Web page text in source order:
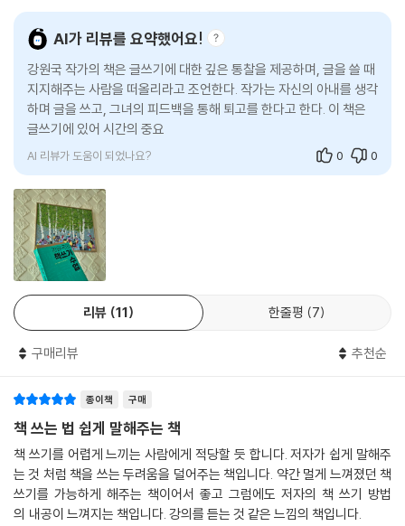
: 시간으로 쓰자
내 안팎에서 쓸거리를 찾아라
: 자료로 쓰자
독자와 사랑에 빠져라
: 독자로 쓰자
잘 쓴 책은 없다. 잘 고쳐 쓴 책만 있다
: 퇴고로 쓰자
당신 곁에 글동무가 있는가
: 함께 쓰자
대충 써도 된다, 대신 자주 써라
: 마음으로 쓰자
4장 책 쓰기는 삶 쓰기
내 글이 독자에게 말을 건다
: 좋은 글의 여섯 가지 조건
나는 어떻게 욕심을 이겨 냈나
--- p.132
“소수가 누린 경험을 다수가 누리게 되는 것, 그것이 역사의 진보”라는 노
무현 대통령의 말을 되새긴다. 책을 쓴다는 것은 자신의 경험을 보다 많은
사람에게 공유해 주는 일일진대, 그것이 바로 역사 발전에 기여하는 길이
될 수 있겠구나. 책 쓰기는 세상을 먼저 산 사람의 책무일 수도 있겠다고 생
각한다.
--- p.196
책 쓰기에 늦은 때란 없다. 책을 쓰고자 하는 마음만 있으면 저자는 늘 청춘
이다. 작가의 세계만큼 ‘늦깎이’, ‘대기만성형’이 통용되는 분야도 드물다.
나는 매일 걷고 뛰면서 쓸 수 있는 날을 늘린다. 당장은 잘 쓰지 못해도 오
래 살기만 하면 언젠가는 글을 잘 쓰게 될 것이라는 희망으로 오늘도 쓴다.
--- p.252
누가 글쓰기를 ‘고독한 자기와의 싸움’이라고 했는가. 굳이 혼자 쓸 필요 없
직장에 다니는 분이면 직장 동료들끼리, 아니면 친구들끼리 혹은 마을 분
이다.
--- p.281
나는 실력이 없으면 없는 대로, 포장하지 않고 가진 것을 있는 그대로 보여
준다는 자세로 쓴다. 그렇지 않으면 글을 쓸 때마다 힘들고 괴롭고 지친다.
은 더 강렬해지고 쓸 수 있을 것 같은 자신감이 차오를 것이다. 그리고 쓰기
시작할 것이다.
“책은 의지가 아니라 환경이 쓴다.”
쓰고 싶지 않은 당신을 끝까지 쓰게 하는
강원국의 마법 같은 책 쓰기 비법!
이 책에는 지금껏 저자가 축적한 글쓰기에 대한 모든 노하우가 ‘책 쓰기’라
벽’, ‘의지’ 등이 떠오른다. 하지만 이 책에는 완벽보다는 완성, 의지보다는
환경, 실력보다는 시간, 혼자보다는 함께 등 세상에서 성공한 특별한 사람
들이 말하는 기준이 아닌 소시민 누구도 해볼 만한 방법으로 독자에게 다
가가고 있다. 이 책에는 책을 쓰는 44가지 방법이 지금까지 저자가 쓴 12
권의 경험을 바탕으로 상세하게 제시되어 있다.
책을 쓰고 싶은데 엄두가 나지 않는다는 사람에게 저자는 말한다. 쓰고 싶
은 주제에 관해 10시간을 말할 수 있다면 책을 쓸 수 있다고. 1시간 말할 수
있다. 40개의 글이면 한 권의 책이 된다. 만약 10시간 말할 수 없다면 10시
간 말할 수 있을 때까지 공부하고 생각하고 말해보라고.
책을 쓸 의지가 박약하다고 말하는 사람에게는 책 쓰기 환경을 만들면 주
기적으로 일정한 분량을 쓸 수 있다고 말한다. 내 글을 읽어줄 사람을 곁에
두고, 글 쓰는 장소를 정해두고, 글 쓰는 양과 반응을 기록하라는 구체적 지
AI가 리뷰를 요약했어요!
강원국 작가의 책은 글쓰기에 대한 깊은 통찰을 제공하며, 글을 쓸 때
지지해주는 사람을 떠올리라고 조언한다. 작가는 자신의 아내를 생각
하며 글을 쓰고, 그녀의 피드백을 통해 퇴고를 한다고 한다. 이 책은
글쓰기에 있어 시간의 중요성을 강조하며, 하루에 조금씩 생각을 정
AI 리뷰가 도움이 되었나요? 0 0
리뷰 11 한줄평 7
구매리뷰 추천순
종이책 구매
책 쓰는 법 쉽게 말해주는 책
책 쓰기를 어렵게 느끼는 사람에게 적당할 듯 합니다. 저자가 쉽게 말해주
는 것 처럼 책을 쓰는 두려움을 덜어주는 책입니다. 약간 멀게 느껴졌던 책
쓰기를 가능하게 해주는 책이어서 좋고 그럼에도 저자의 책 쓰기 방법
의 내공이 느껴지는 책입니다. 강의를 듣는 것 같은 느낌의 책입니다.